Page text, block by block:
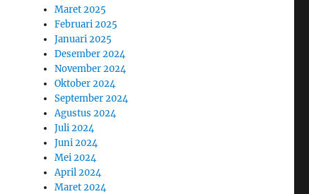
Maret 2025
Februari 2025
Januari 2025
Desember 2024
November 2024
Oktober 2024
September 2024
Agustus 2024
Juli 2024
Juni 2024
Mei 2024
April 2024
Maret 2024